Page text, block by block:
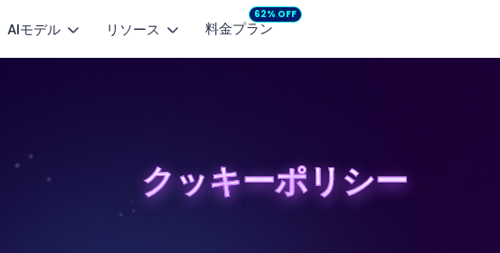
テキストから動画
文章から短い動画を生成
ト
商品広告
商品の魅力を動画広告に
AIモデル
画像
MiniMax H3 NEW
リソース
面白いLINEグループ名一覧とAI生成ツール
料金プラン
62% OFF
クッキーポリシー